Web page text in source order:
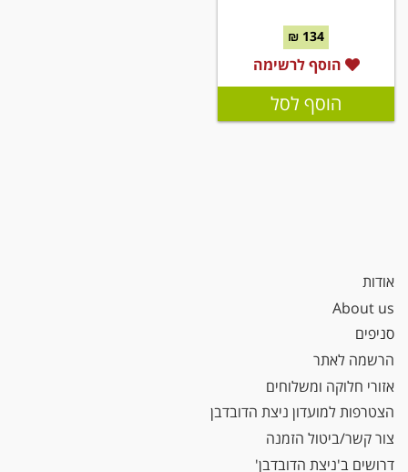
134 ₪
הוסף לרשימה
הוסף לסל
אודות
About us
סניפים
הרשמה לאתר
אזורי חלוקה ומשלוחים
הצטרפות למועדון ניצת הדובדבן
צור קשר/ביטול הזמנה
דרושים ב'ניצת הדובדבן'